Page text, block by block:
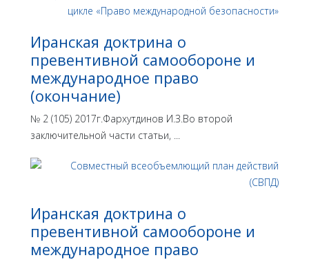
Иранская доктрина о
превентивной самообороне и
международное право
(окончание)
№ 2 (105) 2017г.Фархутдинов И.З.Во второй
заключительной части статьи, ...
Иранская доктрина о
превентивной самообороне и
международное право